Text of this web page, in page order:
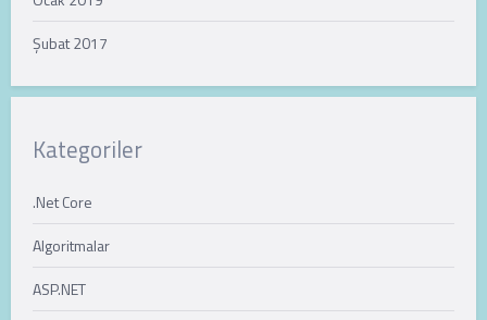
Şubat 2017
Kategoriler
.Net Core
Algoritmalar
ASP.NET